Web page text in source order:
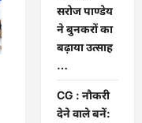
सरोज पाण्डेय
ने बुनकरों का
बढ़ाया उत्साह
…
CG : नौकरी
देने वाले बनें: